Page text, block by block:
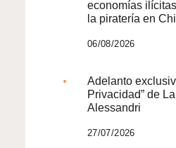
economías
la piratería en
06/08/2026
Adelanto
Privacidad” de
Alessandri
27/07/2026